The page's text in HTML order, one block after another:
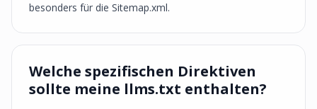
besonders für die Sitemap.xml.
Welche spezifischen Direktiven
sollte meine llms.txt enthalten?